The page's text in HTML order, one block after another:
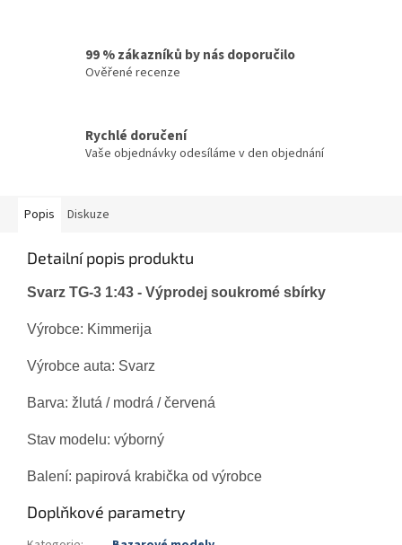
99 % zákazníků by nás doporučilo
Ověřené recenze
Rychlé doručení
Vaše objednávky odesíláme v den objednání
Popis Diskuze
Detailní popis produktu
Svarz TG-3 1:43 - Výprodej soukromé sbírky
Výrobce: Kimmerija
Výrobce auta: Svarz
Barva: žlutá / modrá / červená
Stav modelu: výborný
Balení: papirová krabička od výrobce
Doplňkové parametry